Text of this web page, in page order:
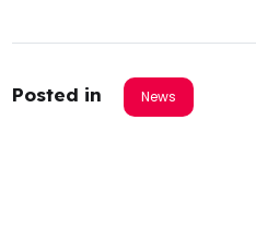
Posted in News